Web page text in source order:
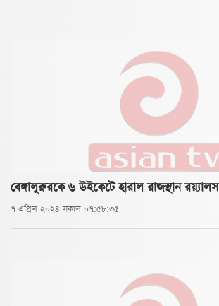
বেঙ্গালুরুরকে ৬ উইকেটে হারাল রাজস্থান রয়্যালস
৭ এপ্রিল ২০২৪ সকাল ০৭:৫৮:৩৫